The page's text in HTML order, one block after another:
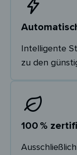
Intelligente
zu den
100 %